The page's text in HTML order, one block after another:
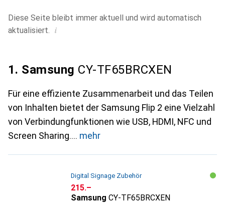
Diese Seite bleibt immer aktuell und wird automatisch
aktualisiert. i
1. Samsung CY-TF65BRCXEN
Für eine effiziente Zusammenarbeit und das Teilen
von Inhalten bietet der Samsung Flip 2 eine Vielzahl
von Verbindungfunktionen wie USB, HDMI, NFC und
Screen Sharing.
mehr
Digital Signage Zubehör
CHF
215.–
Samsung CY-TF65BRCXEN